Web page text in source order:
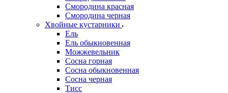
Смородина красная
Смородина черная
Хвойные кустарники
Ель
Ель обыкновенная
Можжевельник
Сосна горная
Сосна обыкновенная
Сосна черная
Тисс